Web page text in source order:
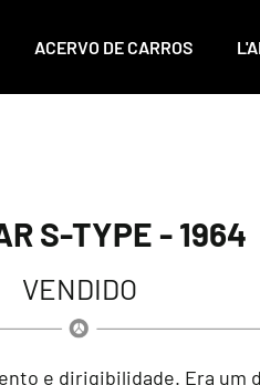
ACERVO DE CARROS
S-TYPE - 1964
VENDIDO
e dirigibilidade. Era